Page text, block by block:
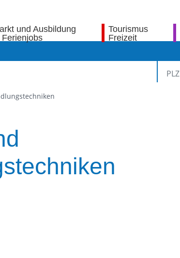
und Ausbildung
Tourismus
Freizeit